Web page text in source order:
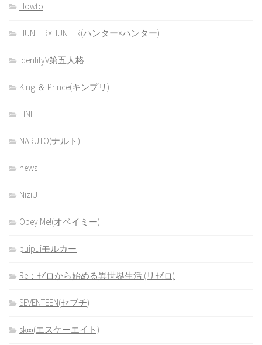
Howto
HUNTER×HUNTER(ハンター×ハンター)
IdentityV第五人格
King ＆ Prince(キンプリ)
LINE
NARUTO(ナルト)
news
NiziU
Obey Me!(オベイミー)
puipuiモルカー
Re：ゼロから始める異世界生活 (リゼロ)
SEVENTEEN(セブチ)
sk∞(エスケーエイト)